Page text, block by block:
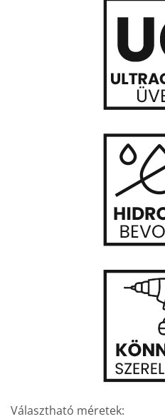
Választható méretek: